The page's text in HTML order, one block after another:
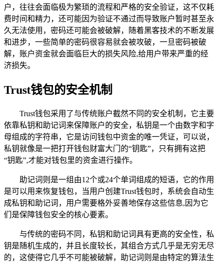
户，往往会面临极为繁琐的流程和严格的安全验证，这不仅耗
费时间和精力，还可能因为验证不通过而导致账户暂时甚至永
久无法使用，密码还可能会被破解，随着黑客技术的不断发展
和进步，一些简单的密码很容易就会被攻破，一旦密码被破
解，账户资金就会面临巨大的损失风险,给用户带来严重的经
济损失。
Trust钱包的安全机制
Trust钱包采用了与传统账户截然不同的安全机制，它主要
依靠私钥和助记词来保障账户的安全，私钥是一个由数字和字
母组成的字符串，它是访问钱包中资金的唯一凭证，可以说，
私钥就像是一把打开钱包财富大门的“钥匙”，只有拥有这把
“钥匙”,才能对钱包里的资金进行操作。
助记词则是一组由12个或24个单词组成的短语，它的作用
是可以用来恢复钱包，当用户创建Trust钱包时，系统会自动生
成私钥和助记词，用户需要格外妥善地保存这些信息,因为它
们是保障钱包安全的核心要素。
与传统的密码不同，私钥和助记词具有更高的安全性，私
钥是随机生成的，并且长度较长，其组合方式几乎是无穷无尽
的，这使得它几乎不可能被破解，助记词则是由特定的算法生